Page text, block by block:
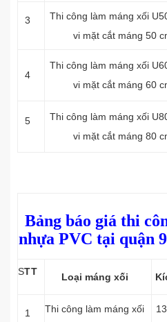
3 Thi công làm máng xối
vi mặt cắt máng 50
4
Thi công làm máng xối
vi mặt cắt máng 60
5 Thi công làm máng xối
vi mặt cắt máng 80
Bảng báo giá thi
nhựa PVC tại quận
STT Loại máng xối
1
Thi công làm máng xối